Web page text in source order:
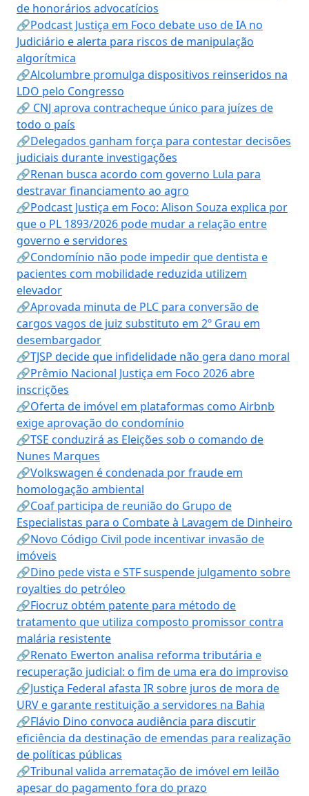
de honorários advocatícios
🔗Podcast Justiça em Foco debate uso de IA no
Judiciário e alerta para riscos de manipulação
algorítmica
🔗Alcolumbre promulga dispositivos reinseridos na
LDO pelo Congresso
🔗 CNJ aprova contracheque único para juízes de
todo o país
🔗Delegados ganham força para contestar decisões
judiciais durante investigações
🔗Renan busca acordo com governo Lula para
destravar financiamento ao agro
🔗Podcast Justiça em Foco: Alison Souza explica por
que o PL 1893/2026 pode mudar a relação entre
governo e servidores
🔗Condomínio não pode impedir que dentista e
pacientes com mobilidade reduzida utilizem
elevador
🔗Aprovada minuta de PLC para conversão de
cargos vagos de juiz substituto em 2º Grau em
desembargador
🔗TJSP decide que infidelidade não gera dano moral
🔗Prêmio Nacional Justiça em Foco 2026 abre
inscrições
🔗Oferta de imóvel em plataformas como Airbnb
exige aprovação do condomínio
🔗TSE conduzirá as Eleições sob o comando de
Nunes Marques
🔗Volkswagen é condenada por fraude em
homologação ambiental
🔗Coaf participa de reunião do Grupo de
Especialistas para o Combate à Lavagem de Dinheiro
🔗Novo Código Civil pode incentivar invasão de
imóveis
🔗Dino pede vista e STF suspende julgamento sobre
royalties do petróleo
🔗Fiocruz obtém patente para método de
tratamento que utiliza composto promissor contra
malária resistente
🔗Renato Ewerton analisa reforma tributária e
recuperação judicial: o fim de uma era do improviso
🔗Justiça Federal afasta IR sobre juros de mora de
URV e garante restituição a servidores na Bahia
🔗Flávio Dino convoca audiência para discutir
eficiência da destinação de emendas para realização
de políticas públicas
🔗Tribunal valida arrematação de imóvel em leilão
apesar do pagamento fora do prazo